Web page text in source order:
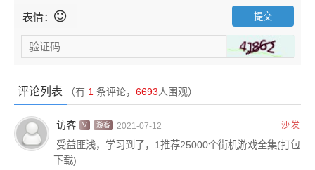
表情：
评论列表 （有 1 条评论， 6693人围观）
访客 V 游客 2021-07-12 沙发
受益匪浅，学习到了，1推荐25000个街机游戏全集(打包
下载)